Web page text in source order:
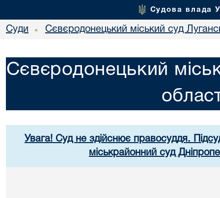
Судова влада
Суди • Сєвєродонецький міський суд
Сєвєродонецький
Увага! Суд не здійснює правосуддя.
міськрайонний суд